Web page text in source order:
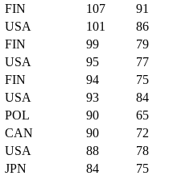
FIN 107
91
USA 101
86
FIN 99
79
USA 95
77
FIN 94
75
USA 93
84
POL 90
65
CAN 90
72
USA 88
78
JPN 84
75